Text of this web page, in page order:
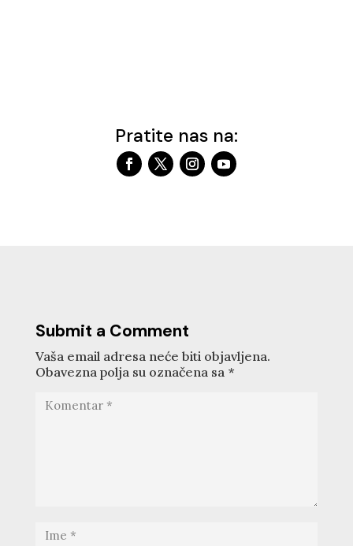
Pratite nas na:
Submit a Comment
Vaša email adresa neće biti objavljena.
Obavezna polja su označena sa *